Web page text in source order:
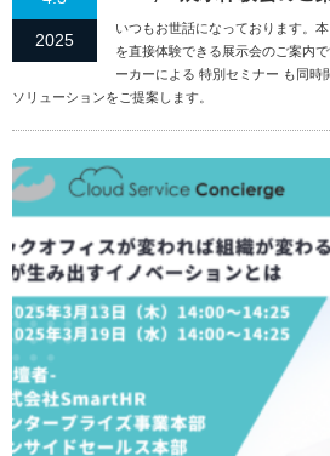
2025
いつもお世話になっております。
を直接体験できる展示会のご案内
ーカーによる 特別セミナー も同時
ソリューションをご提案します。